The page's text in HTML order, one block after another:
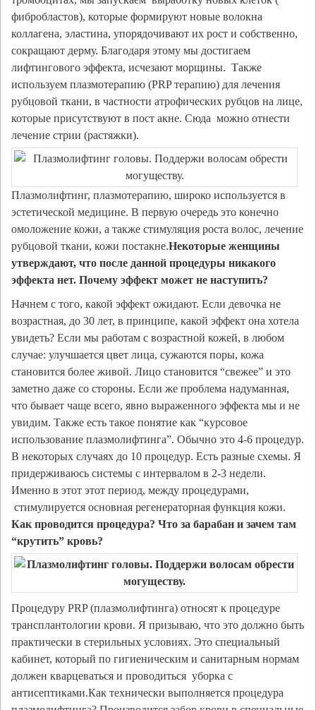
фибробластов), которые формируют новые волокна
коллагена, эластина, упорядочивают их рост и собственно,
сокращают дерму. Благодаря этому мы достигаем
лифтингового эффекта, исчезают морщины. Также
используем плазмотерапию (PRP терапию) для лечения
рубцовой ткани, в частности атрофических рубцов на лице,
которые присутствуют в пост акне. Сюда можно отнести
лечение стрии (растяжки).
Плазмолифтинг, плазмотерапию, широко используется в
эстетической медицине. В первую очередь это конечно
омоложение кожи, а также стимуляция роста волос, лечение
рубцовой ткани, кожи постакне.Некоторые женщины
утверждают, что после данной процедуры никакого
эффекта нет. Почему эффект может не наступить?
Начнем с того, какой эффект ожидают. Если девочка не
возрастная, до 30 лет, в принципе, какой эффект она хотела
увидеть? Если мы работам с возрастной кожей, в любом
случае: улучшается цвет лица, сужаются поры, кожа
становится более живой. Лицо становится “свежее” и это
заметно даже со стороны. Если же проблема надуманная,
что бывает чаще всего, явно выраженного эффекта мы и не
увидим. Также есть такое понятие как “курсовое
использование плазмолифтинга”. Обычно это 4-6 процедур.
В некоторых случаях до 10 процедур. Есть разные схемы. Я
придерживаюсь системы с интервалом в 2-3 недели.
Именно в этот этот период, между процедурами,
стимулируется основная регенераторная функция кожи.
Как проводится процедура? Что за барабан и зачем там
“крутить” кровь?
Процедуру PRP (плазмолифтинга) относят к процедуре
трансплантологии крови. Я призываю, что это должно быть
практически в стерильных условиях. Это специальный
кабинет, который по гигиеническим и санитарным нормам
должен кварцеваться и проводиться уборка с
антисептиками.Как технически выполняется процедура